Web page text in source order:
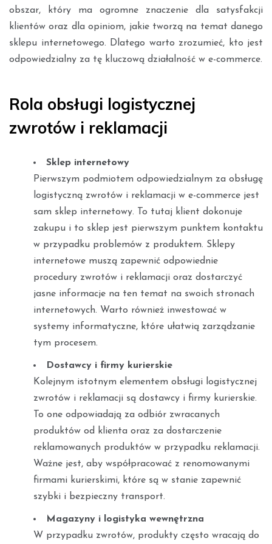
obszar, który ma ogromne znaczenie dla satysfakcji
klientów oraz dla opiniom, jakie tworzą na temat danego
sklepu internetowego. Dlatego warto zrozumieć, kto jest
odpowiedzialny za tę kluczową działalność w e-commerce.
Rola obsługi logistycznej
zwrotów i reklamacji
Sklep internetowy
Pierwszym podmiotem odpowiedzialnym za obsługę
logistyczną zwrotów i reklamacji w e-commerce jest
sam sklep internetowy. To tutaj klient dokonuje
zakupu i to sklep jest pierwszym punktem kontaktu
w przypadku problemów z produktem. Sklepy
internetowe muszą zapewnić odpowiednie
procedury zwrotów i reklamacji oraz dostarczyć
jasne informacje na ten temat na swoich stronach
internetowych. Warto również inwestować w
systemy informatyczne, które ułatwią zarządzanie
tym procesem.
Dostawcy i firmy kurierskie
Kolejnym istotnym elementem obsługi logistycznej
zwrotów i reklamacji są dostawcy i firmy kurierskie.
To one odpowiadają za odbiór zwracanych
produktów od klienta oraz za dostarczenie
reklamowanych produktów w przypadku reklamacji.
Ważne jest, aby współpracować z renomowanymi
firmami kurierskimi, które są w stanie zapewnić
szybki i bezpieczny transport.
Magazyny i logistyka wewnętrzna
W przypadku zwrotów, produkty często wracają do